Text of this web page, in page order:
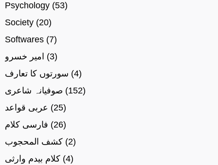
Psychology (53)
Society (20)
Softwares (7)
امیر خسرو (3)
سورتوں کا تعارف (4)
صوفیانہ شاعری (152)
عربی قواعد (25)
فارسی کلام (26)
کشف المحجوب (2)
کلام بیدم وارثی (4)